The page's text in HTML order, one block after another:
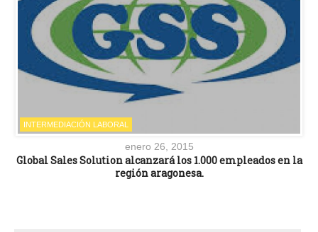
INTERMEDIACIÓN LABORAL
enero 26, 2015
Global Sales Solution alcanzará los 1.000 empleados en la
región aragonesa.